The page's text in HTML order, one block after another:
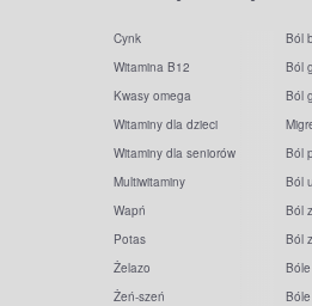
Cynk
Witamina B12
Kwasy omega
Witaminy dla dzieci
Witaminy dla seniorów
Multiwitaminy
Wapń
Potas
Żelazo
Żeń-szeń
Ból
Ból
Ból
Ból
Ból
Ból
Ból
Bóle